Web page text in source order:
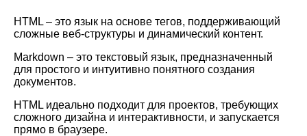
HTML – это язык на основе тегов, поддерживающий
сложные веб-структуры и динамический контент.
Markdown – это текстовый язык, предназначенный
для простого и интуитивно понятного создания
документов.
HTML идеально подходит для проектов, требующих
сложного дизайна и интерактивности, и запускается
прямо в браузере.